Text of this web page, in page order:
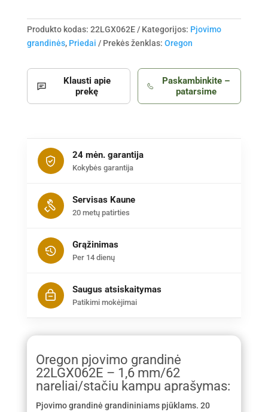
Produkto kodas: 22LGX062E Kategorijos: Pjovimo
grandinės, Priedai Prekės ženklas: Oregon
Klausti apie
prekę
Paskambinkite –
patarsime
24 mėn. garantija
Kokybės garantija
Servisas Kaune
20 metų patirties
Grąžinimas
Per 14 dienų
Saugus atsiskaitymas
Patikimi mokėjimai
Oregon pjovimo grandinė
22LGX062E – 1,6 mm/62
nareliai/stačiu kampu aprašymas:
Pjovimo grandinė grandininiams pjūklams. 20